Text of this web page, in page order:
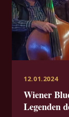
12.01.2024
Wiener
Legenden